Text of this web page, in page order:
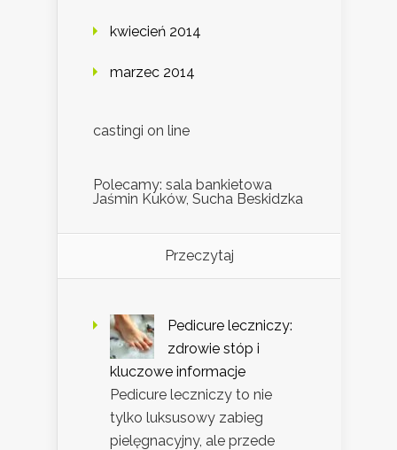
kwiecień 2014
marzec 2014
castingi on line
Polecamy: sala bankietowa
Jaśmin Kuków, Sucha Beskidzka
Przeczytaj
Pedicure leczniczy:
zdrowie stóp i
kluczowe informacje
Pedicure leczniczy to nie
tylko luksusowy zabieg
pielęgnacyjny, ale przede